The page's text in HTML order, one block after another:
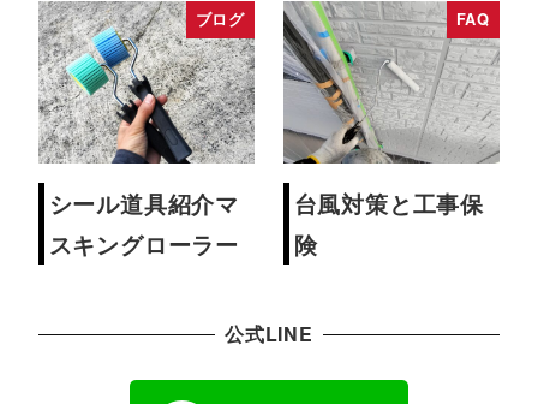
ブログ
シール道具紹介マ
スキングローラー
FAQ
台風対策と工事保
険
公式LINE